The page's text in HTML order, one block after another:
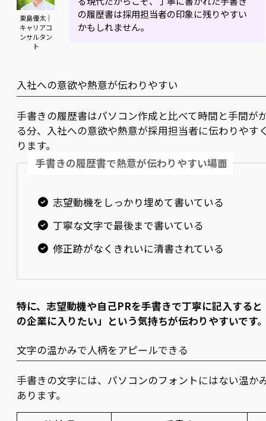
東島優太｜
キャリアコ
ンサルタン
ト
の履歴書は採用担当者の印象に残りやすい
かもしれません。
入社への意欲や熱意が伝わりやすい
手書きの履歴書はパソコン作成と比べて時間と手間が
る分、入社への意欲や熱意が採用担当者に伝わりやす
ります。
手書きの履歴書で熱意が伝わりやすい場面
志望動機をしっかり埋めて書いている
丁寧な文字で最後まで書いている
修正跡がなくきれいに清書されている
特に、志望動機や自己PRを手書きで丁寧に記入すると
の企業に入りたい」という気持ちが伝わりやすいです
文字の温かみで人柄をアピールできる
手書きの文字には、パソコンのフォントにはない温か
あります。